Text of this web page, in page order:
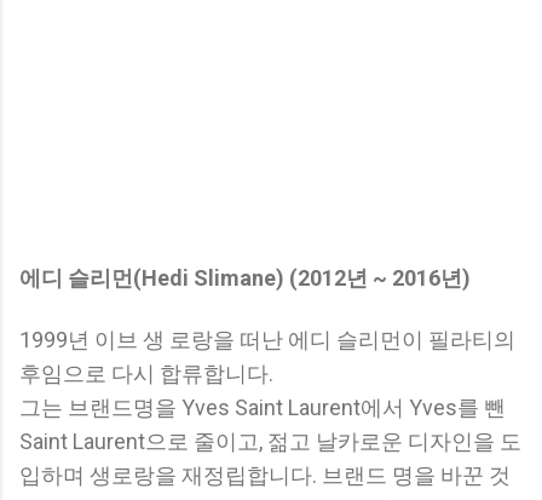
에디 슬리먼(Hedi Slimane) (2012년 ~ 2016년)
1999년 이브 생 로랑을 떠난 에디 슬리먼이 필라티의
후임으로 다시 합류합니다.
그는 브랜드명을 Yves Saint Laurent에서 Yves를 뺀
Saint Laurent으로 줄이고, 젊고 날카로운 디자인을 도
입하며 생로랑을 재정립합니다. 브랜드 명을 바꾼 것